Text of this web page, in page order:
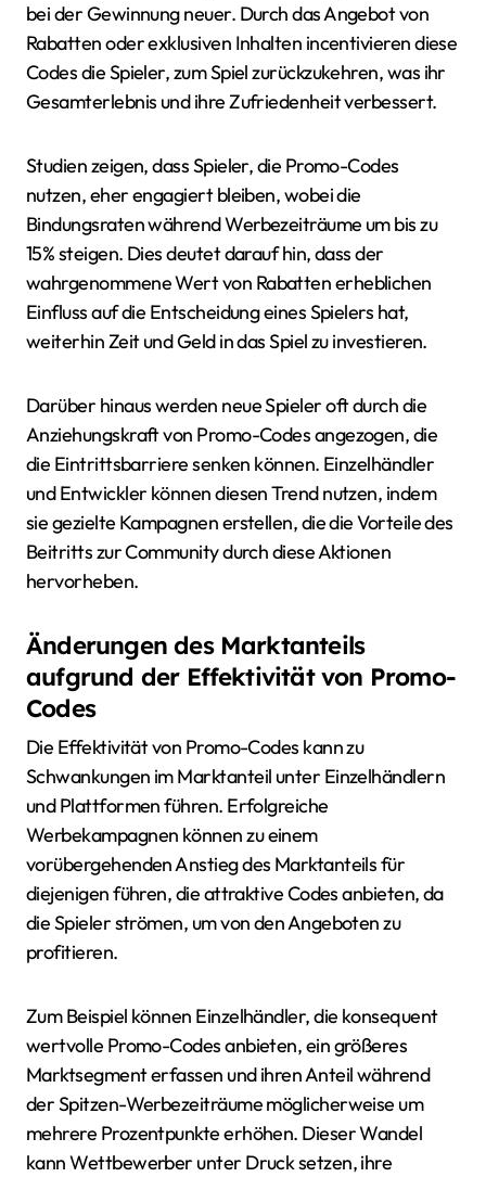
bei der Gewinnung neuer. Durch das Angebot von
Rabatten oder exklusiven Inhalten incentivieren diese
Codes die Spieler, zum Spiel zurückzukehren, was ihr
Gesamterlebnis und ihre Zufriedenheit verbessert.
Studien zeigen, dass Spieler, die Promo-Codes
nutzen, eher engagiert bleiben, wobei die
Bindungsraten während Werbezeiträume um bis zu
15% steigen. Dies deutet darauf hin, dass der
wahrgenommene Wert von Rabatten erheblichen
Einfluss auf die Entscheidung eines Spielers hat,
weiterhin Zeit und Geld in das Spiel zu investieren.
Darüber hinaus werden neue Spieler oft durch die
Anziehungskraft von Promo-Codes angezogen, die
die Eintrittsbarriere senken können. Einzelhändler
und Entwickler können diesen Trend nutzen, indem
sie gezielte Kampagnen erstellen, die die Vorteile des
Beitritts zur Community durch diese Aktionen
hervorheben.
Änderungen des Marktanteils
aufgrund der Effektivität von Promo-
Codes
Die Effektivität von Promo-Codes kann zu
Schwankungen im Marktanteil unter Einzelhändlern
und Plattformen führen. Erfolgreiche
Werbekampagnen können zu einem
vorübergehenden Anstieg des Marktanteils für
diejenigen führen, die attraktive Codes anbieten, da
die Spieler strömen, um von den Angeboten zu
profitieren.
Zum Beispiel können Einzelhändler, die konsequent
wertvolle Promo-Codes anbieten, ein größeres
Marktsegment erfassen und ihren Anteil während
der Spitzen-Werbezeiträume möglicherweise um
mehrere Prozentpunkte erhöhen. Dieser Wandel
kann Wettbewerber unter Druck setzen, ihre